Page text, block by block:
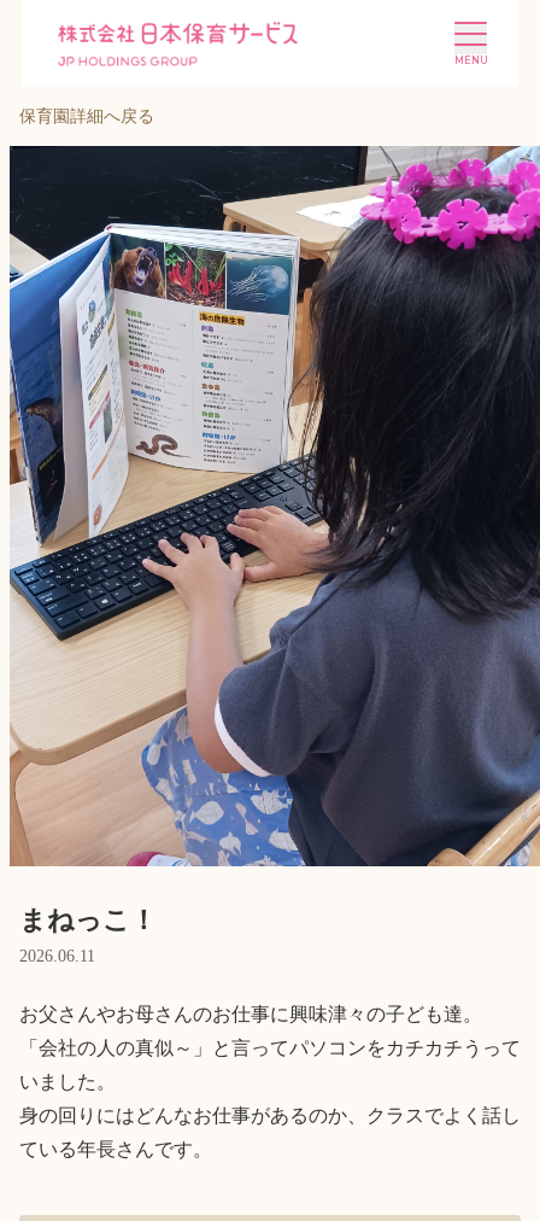
施設を探す 選ばれる理由
会社概要 ニュース
投資家情報 採用情報
English
ホーム
利用者の声
プライバシーポリシー
保育園詳細へ戻る
まねっこ！
2026.06.11
お父さんやお母さんのお仕事に興味津々の子ども達。
「会社の人の真似～」と言ってパソコンをカチカチうって
いました。
身の回りにはどんなお仕事があるのか、クラスでよく話し
ている年長さんです。